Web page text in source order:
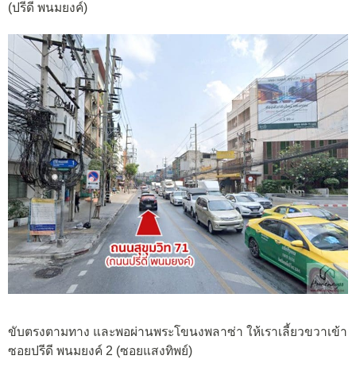
(ปรีดี พนมยงค์)
ขับตรงตามทาง และพอผ่านพระโขนงพลาซ่า ให้เราเลี้ยวขวาเข้า
ซอยปรีดี พนมยงค์ 2 (ซอยแสงทิพย์)